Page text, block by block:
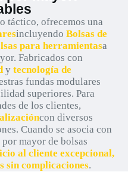
táctico, ofrecemos una
incluyendo Bolsas de
para herramientasa
Fabricados con
y tecnología de
fundas modulares
superiores. Para
de los clientes,
con diversos
Cuando se asocia con
mayor de bolsas
al cliente excepcional,
sin complicaciones.